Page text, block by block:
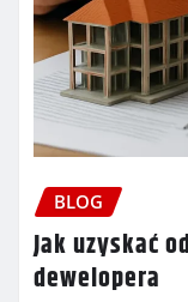
BLOG
Jak uzyskać
dewelopera